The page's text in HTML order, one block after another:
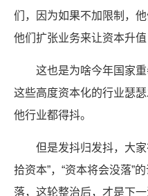
们，因为如果不加限制，
他们扩张业务来让资本升
这也是为啥今年国家
这些高度资本化的行业瑟
他行业都得抖。
但是发抖归发抖，大
拾资本”，“资本将会没落”
落，这轮整治后，才是下一